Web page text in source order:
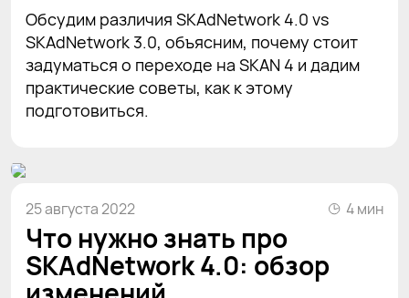
Обсудим различия SKAdNetwork 4.0 vs
SKAdNetwork 3.0, объясним, почему стоит
задуматься о переходе на SKAN 4 и дадим
практические советы, как к этому
подготовиться.
25 августа 2022 4 мин
Что нужно знать про
SKAdNetwork 4.0: обзор